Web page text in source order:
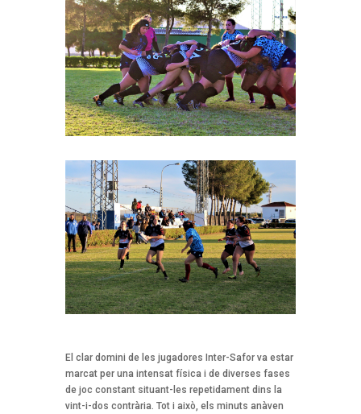
El clar domini de les jugadores Inter-Safor va estar
marcat per una intensat física i de diverses fases
de joc constant situant-les repetidament dins la
vint-i-dos contrària. Tot i això, els minuts anàven